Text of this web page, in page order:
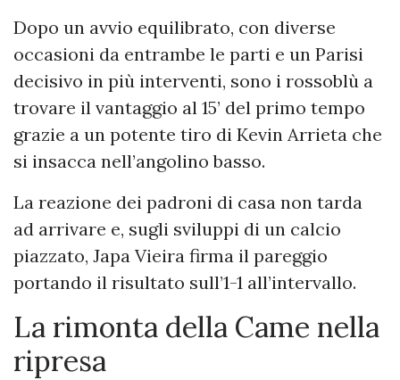
Dopo un avvio equilibrato, con diverse
occasioni da entrambe le parti e un Parisi
decisivo in più interventi, sono i rossoblù a
trovare il vantaggio al 15’ del primo tempo
grazie a un potente tiro di Kevin Arrieta che
si insacca nell’angolino basso.
La reazione dei padroni di casa non tarda
ad arrivare e, sugli sviluppi di un calcio
piazzato, Japa Vieira firma il pareggio
portando il risultato sull’1-1 all’intervallo.
La rimonta della Came nella
ripresa